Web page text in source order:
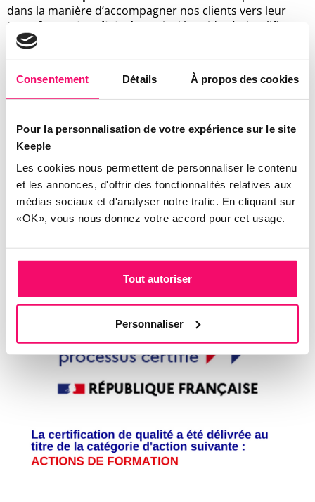
Consentement Détails À propos des cookies
Pour la personnalisation de votre expérience sur le site
Keeple
Les cookies nous permettent de personnaliser le contenu
et les annonces, d'offrir des fonctionnalités relatives aux
médias sociaux et d'analyser notre trafic. En cliquant sur
«OK», vous nous donnez votre accord pour cet usage.
Tout autoriser
Personnaliser
dans la manière d’accompagner nos clients vers leur
transformation digitale
et ainsi les aider à simplifier
leursprocessus administratifs et RH
seule idée en tête : évaluer nos processus de formation
par rapport à un référentiel reconnu et certifiant.
C’est non seulement une belle occasion de nous
questionner, de nous perfectionner et d’améliorer nos
pratiques et c’est aussi
gage de qualitéde nos formations et de nos
consultants.
C’est officiel :nous sommes certifiés Qualiopidepuis